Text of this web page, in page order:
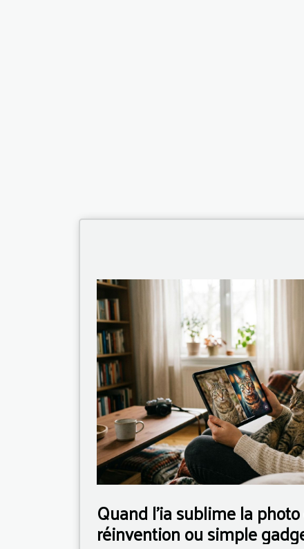
Quand l’ia sublime la
réinvention ou simple